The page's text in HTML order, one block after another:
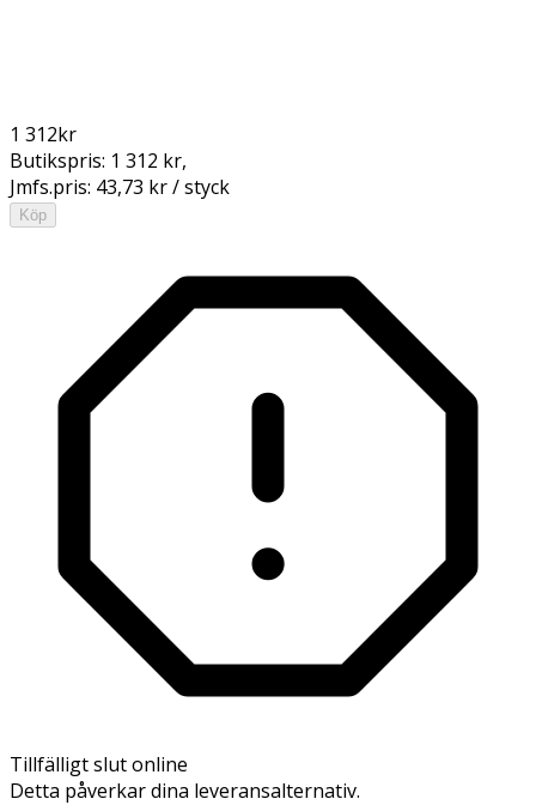
1 312kr
Butikspris: 1 312 kr,
Jmfs.pris: 43,73 kr / styck
Köp
Tillfälligt slut online
Detta påverkar dina leveransalternativ.